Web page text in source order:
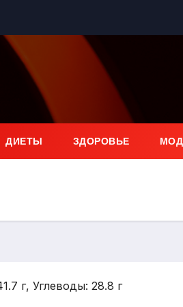
ДИЕТЫ ЗДОРОВЬЕ
г, Углеводы: 28.8 г